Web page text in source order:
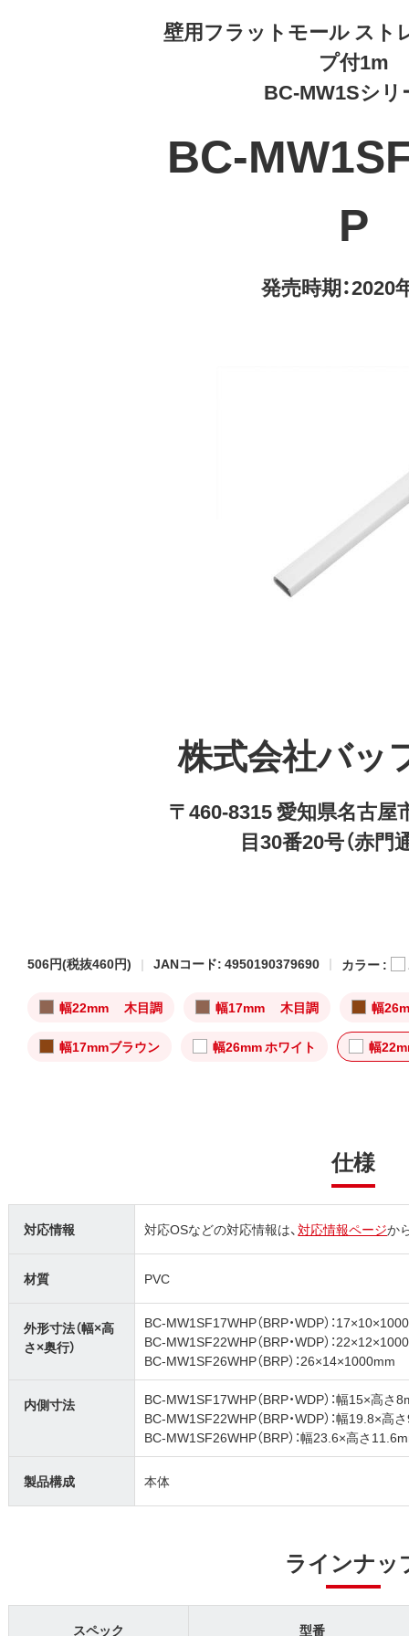
壁用フラットモール スト
プ付1m
BC-MW1Sシリ
BC-
P
発売時期：2020
株式会社バッ
〒460-8315 愛知県名古屋
目30番20号（赤門
506円(税抜460円) JANコード: 4950190379690 カラー :
幅22mm 木目調 幅17mm 木目調 幅
幅17mmブラウン 幅26mm ホワイト 幅
仕様
対応情報 対応OSなどの対応情報は、対応情報ページか
材質 PVC
外形寸法（幅×高
さ×奥行）
BC-MW1SF17WHP（BRP・WDP）：
BC-MW1SF22WHP（BRP・WDP）：
BC-MW1SF26WHP（BRP）：26×14×1000mm
内側寸法
BC-MW1SF17WHP（BRP・WDP）：幅15×高さ
BC-MW1SF22WHP（BRP・WDP）：幅19.8×高
BC-MW1SF26WHP（BRP）：幅23.6×高さ
製品構成 本体
ラインナッ
スペック 型番